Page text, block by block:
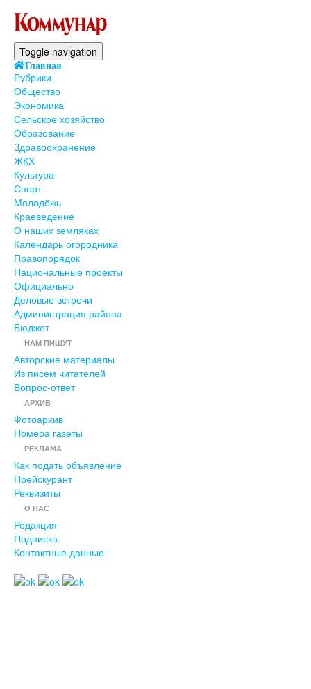
Toggle navigation
Главная
Рубрики
Общество
Экономика
Сельское хозяйство
Образование
Здравоохранение
ЖКХ
Культура
Спорт
Молодёжь
Краеведение
О наших земляках
Календарь огородника
Правопорядок
Национальные проекты
Официально
Деловые встречи
Администрация района
Бюджет
НАМ ПИШУТ
Авторские материалы
Из писем читателей
Вопрос-ответ
АРХИВ
Фотоархив
Номера газеты
РЕКЛАМА
Как подать объявление
Прейскурант
Реквизиты
О НАС
Редакция
Подписка
Контактные данные